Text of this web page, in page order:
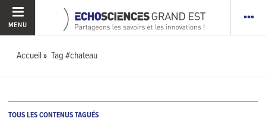
MENU
Accueil Tag #chateau
TOUS LES CONTENUS TAGUÉS